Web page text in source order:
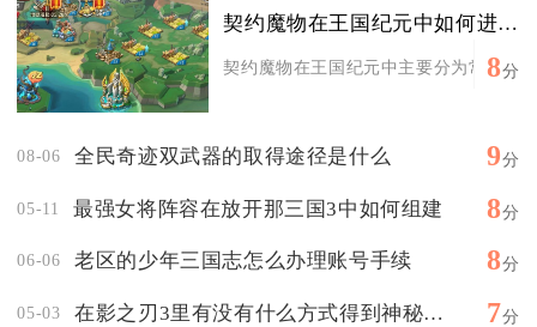
契约魔物在王国纪元中如何进行攻击
契约魔物在王国纪元中主要分为常驻属
8分
08-06 全民奇迹双武器的取得途径是什么 9分
05-11 最强女将阵容在放开那三国3中如何组建 8分
06-06 老区的少年三国志怎么办理账号手续 8分
05-03 在影之刃3里有没有什么方式得到神秘葫芦 7分